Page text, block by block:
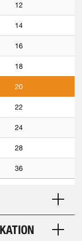
12
14
16
18
20
22
24
28
36